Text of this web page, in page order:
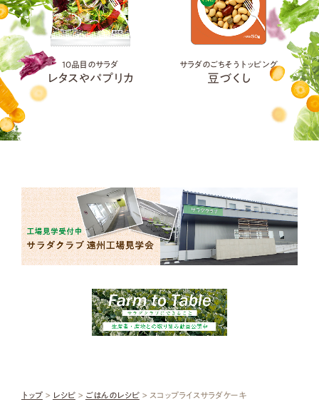
10品目のサラダ
レタスやパプリカ
サラダのごちそうトッピング
豆づくし
トップ> レシピ> ごはんのレシピ> スコップライスサラダケーキ